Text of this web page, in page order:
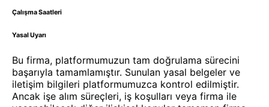
Çalışma Saatleri
Yasal Uyarı
Bu firma, platformumuzun tam doğrulama sürecini
başarıyla tamamlamıştır. Sunulan yasal belgeler ve
iletişim bilgileri platformumuzca kontrol edilmiştir.
Ancak işe alım süreçleri, iş koşulları veya firma ile